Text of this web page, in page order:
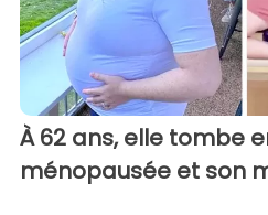
À 62 ans, elle tombe
ménopausée et son